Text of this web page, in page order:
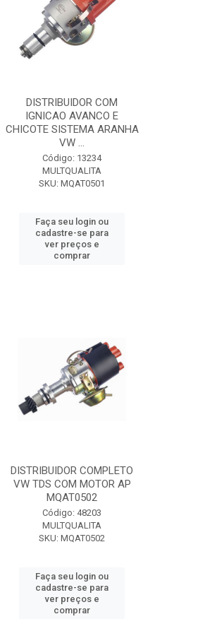
DISTRIBUIDOR COM
IGNICAO AVANCO E
CHICOTE SISTEMA ARANHA
VW ...
Código: 13234
MULTQUALITA
SKU: MQAT0501
Faça seu login ou
cadastre-se para
ver preços e
comprar
DISTRIBUIDOR COMPLETO
VW TDS COM MOTOR AP
MQAT0502
Código: 48203
MULTQUALITA
SKU: MQAT0502
Faça seu login ou
cadastre-se para
ver preços e
comprar